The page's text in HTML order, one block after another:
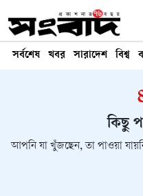
সর্বশেষ খবর সারাদেশ বিশ্ব
কিছু
আপনি যা খুঁজছেন, তা পাওয়া